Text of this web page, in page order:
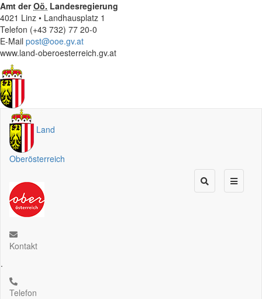
Amt derOö. Landesregierung
4021 Linz • Landhausplatz 1
Telefon (+43 732) 77 20-0
E-Mail post@ooe.gv.at
www.land-oberoesterreich.gv.at
Land
Oberösterreich
Kontakt
.
Telefon